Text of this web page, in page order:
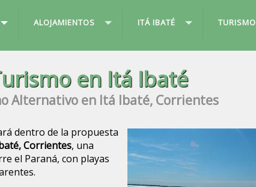
ALOJAMIENTOS ITÁ IBATÉ TURISMO
en Itá Ibaté
Alternativo en Itá Ibaté, Corrientes
dentro de la propuesta
Corrientes, una
el Paraná, con playas